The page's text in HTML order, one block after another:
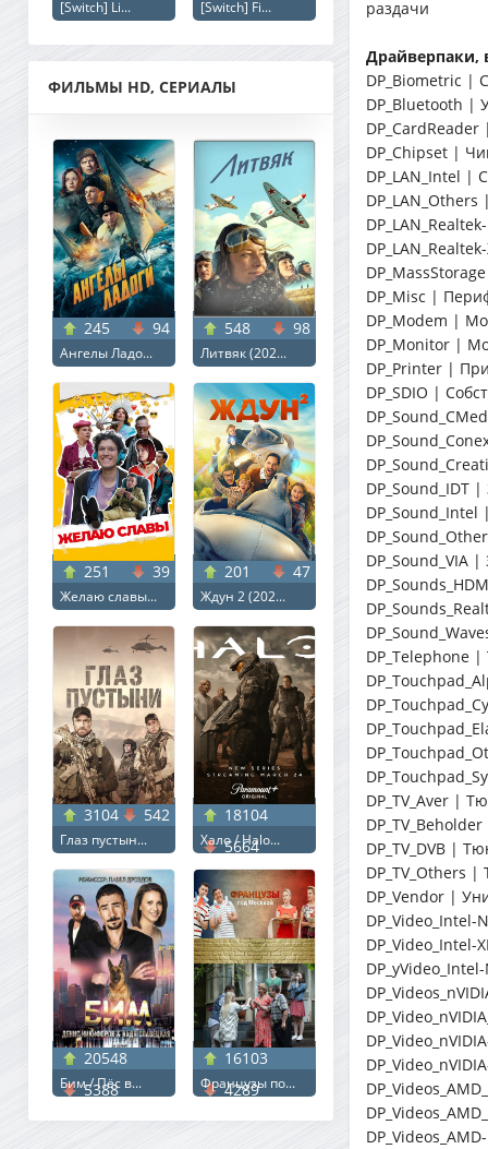
[Switch] Li... [Switch] Fi...
ФИЛЬМЫ HD, СЕРИАЛЫ
245 94
Ангелы Ладо...
548 98
Литвяк (202...
251 39
Желаю славы...
201 47
Ждун 2 (202...
3104 542
Глаз пустын...
18104
5664
Хало / Halo...
20548
5388
Бим / Пёс в...
16103
4289
Французы по...
раздачи
Драйверпаки,
DP_Biometric |
DP_Bluetooth |
DP_Chipset |
DP_LAN_Intel |
DP_Misc |
DP_Modem |
DP_Monitor |
DP_Printer |
DP_SDIO |
DP_Sound_IDT
DP_Sound_VIA
DP_Telephone
DP_TV_Aver |
DP_TV_DVB |
DP_TV_Others
DP_Vendor |
DP_Video_Intel-